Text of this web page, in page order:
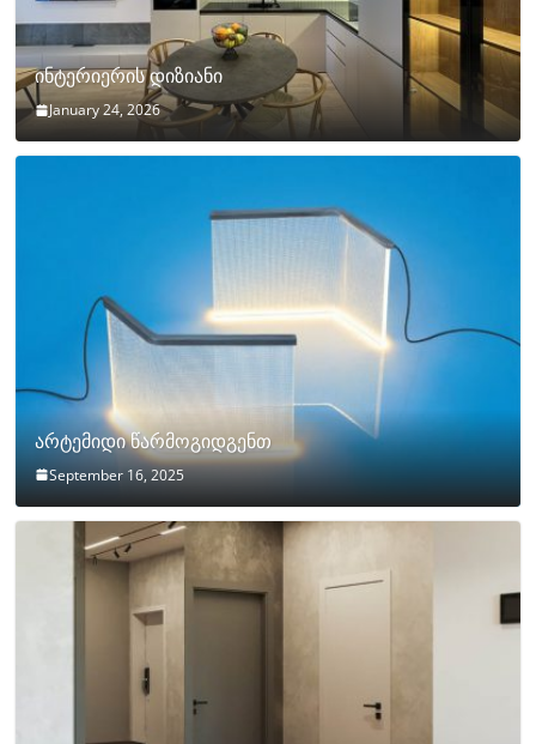
ინტერიერის დიზიანი
January 24, 2026
არტემიდი წარმოგიდგენთ
September 16, 2025